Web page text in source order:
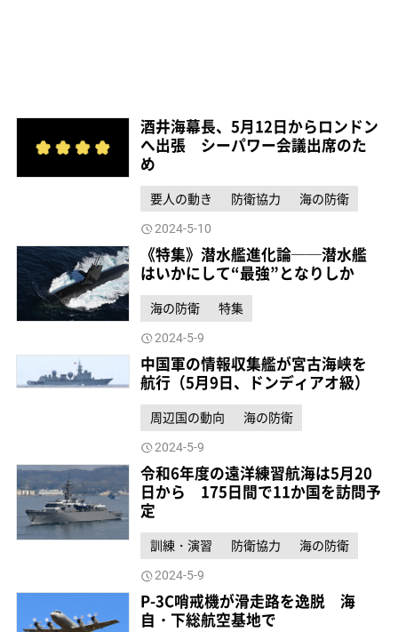
酒井海幕長、5月12日からロンドン
へ出張 シーパワー会議出席のた
め
要人の動き 防衛協力 海の防衛
2024-5-10
《特集》潜水艦進化論──潜水艦
はいかにして“最強”となりしか
海の防衛 特集
2024-5-9
中国軍の情報収集艦が宮古海峡を
航行（5月9日、ドンディアオ級）
周辺国の動向 海の防衛
2024-5-9
令和6年度の遠洋練習航海は5月20
日から 175日間で11か国を訪問予
定
訓練・演習 防衛協力 海の防衛
2024-5-9
P-3C哨戒機が滑走路を逸脱 海
自・下総航空基地で